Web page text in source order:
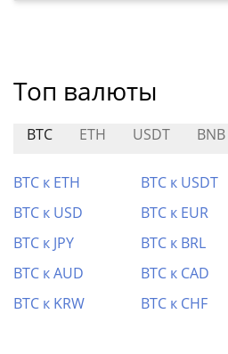
Топ валюты
BTC ETH USDT BNB
BTC к ETH BTC к USDT
BTC к USD
BTC к EUR
BTC к JPY
BTC к BRL
BTC к AUD
BTC к CAD
BTC к KRW
BTC к CHF